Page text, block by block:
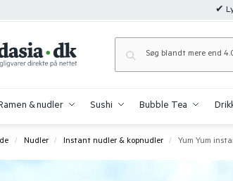
✔
& nudler Sushi Bubble Tea
/ Nudler / Instant nudler & kopnudler / Yum Yum